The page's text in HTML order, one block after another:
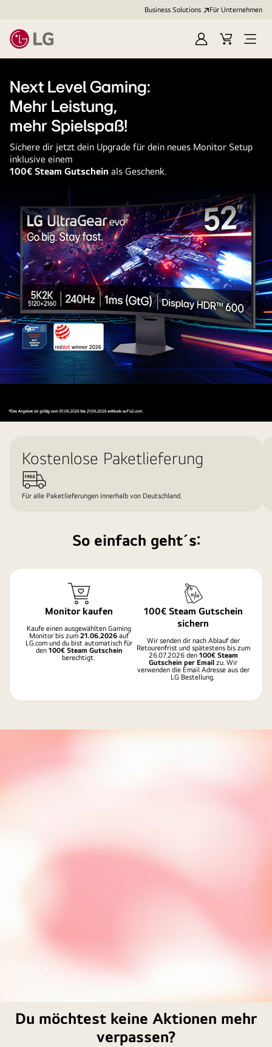
Business Solutions Für Unternehmen
Anmelden
Cart
Open
Menu
Next Level Gaming:
Mehr Leistung,
mehr Spielspaß!
Sichere dir jetzt dein Upgrade für dein neues Monitor Setup
inklusive einem
100€ Steam Gutschein als Geschenk.
Kostenlose Paketlieferung
Für alle Paketlieferungen innerhalb von Deutschland.
So einfach geht´s:
Monitor kaufen
Kaufe einen ausgewählten Gaming
Monitor bis zum 21.06.2026 auf
LG.com und du bist automatisch für
den 100€ Steam Gutschein
berechtigt.
100€ Steam Gutschein
sichern
Wir senden dir nach Ablauf der
Retourenfrist und spätestens bis zum
26.07.2026 den 100€ Steam
Gutschein per Email zu. Wir
verwenden die Email Adresse aus der
LG Bestellung.
Du möchtest keine Aktionen mehr
verpassen?